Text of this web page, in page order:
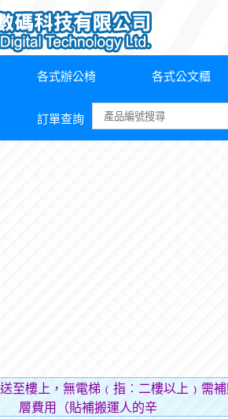
各式辦公椅 各式公文櫃
訂單查詢
至樓上，無電梯﹙指︰二樓以上﹚需
層費用（貼補搬運人的辛勞）。